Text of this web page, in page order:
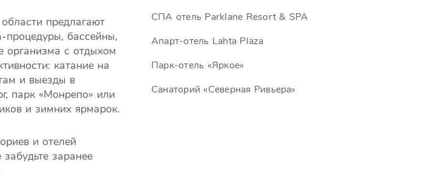
предлагают
процедуры, бассейны,
организма с отдыхом
катание на
и выезды в
парк «Монрепо» или
и зимних ярмарок.
и отелей
заранее
СПА отель Parklane Resort & SPA
Апарт-отель Lahta Plaza
Парк-отель «Яркое»
Санаторий «Северная Ривьера»